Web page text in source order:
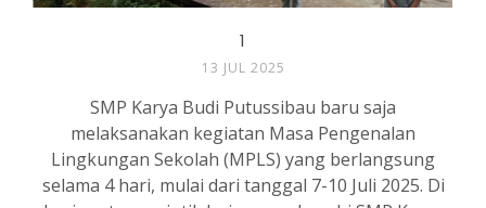
1
13 JUL 2025
SMP Karya Budi Putussibau baru saja
melaksanakan kegiatan Masa Pengenalan
Lingkungan Sekolah (MPLS) yang berlangsung
selama 4 hari, mulai dari tanggal 7-10 Juli 2025. Di